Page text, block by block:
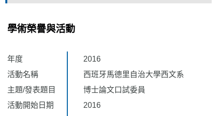
學術榮譽與活動
年度
2016
活動名稱
西班牙馬德里自治大學西文系
主題/發表題目
博士論文口試委員
活動開始日期
2016